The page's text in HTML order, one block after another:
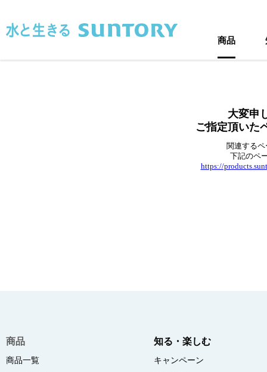
商品
大変申
ご指定頂いた
関連する
下記のペ
https://
商品
商品一覧
知る・楽しむ
キャンペーン